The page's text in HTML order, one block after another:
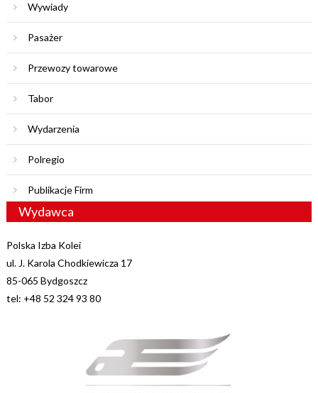
Wywiady
Pasażer
Przewozy towarowe
Tabor
Wydarzenia
Polregio
Publikacje Firm
Wydawca
Polska Izba Kolei
ul. J. Karola Chodkiewicza 17
85-065 Bydgoszcz
tel: +48 52 324 93 80